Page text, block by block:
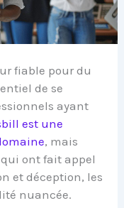
fiable pour du
de se
ayant
est une
, mais
ont fait appel
et déception, les
nuancée.